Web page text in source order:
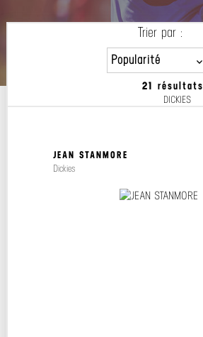
21 résultats
DICKIES
Trier par :
Popularité
Popularité
Prix décroissant
JEAN STANMORE
Dickies